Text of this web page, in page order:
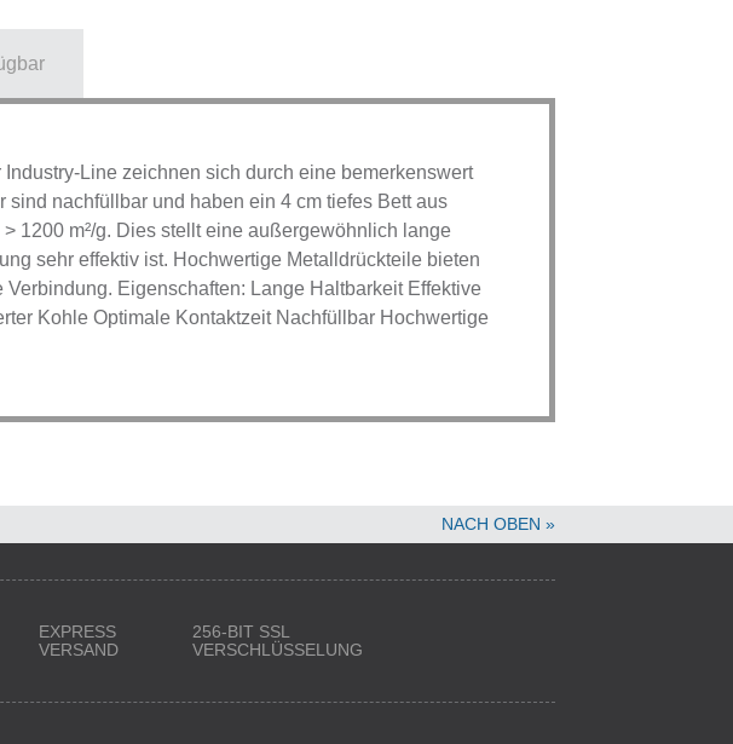
Line zeichnen sich durch eine bemerkenswert
nachfüllbar und haben ein 4 cm tiefes Bett aus
1200 m²/g. Dies stellt eine außergewöhnlich lange
sehr effektiv ist. Hochwertige Metalldrückteile bieten
Eigenschaften: Lange Haltbarkeit Effektive
Kohle Optimale Kontaktzeit Nachfüllbar Hochwertige
NACH OBEN »
EXPRESS
VERSAND
256-BIT SSL
VERSCHLÜSSELUNG